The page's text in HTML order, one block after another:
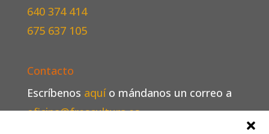
640 374 414
675 637 105
Contacto
Escríbenos aquío mándanos un correo a
oficina@frescultura.es.